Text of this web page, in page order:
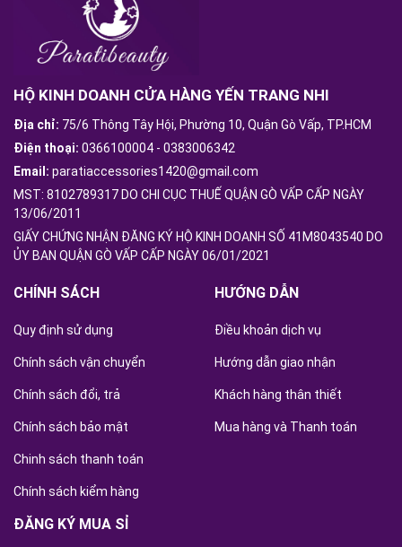
HỘ KINH DOANH CỬA HÀNG YẾN TRANG NHI
Địa chỉ: 75/6 Thông Tây Hội, Phường 10, Quận Gò Vấp, TP.HCM
Điện thoại: 0366100004 - 0383006342
Email: paratiaccessories1420@gmail.com
MST: 8102789317 DO CHI CỤC THUẾ QUẬN GÒ VẤP CẤP NGÀY
13/06/2011
GIẤY CHỨNG NHẬN ĐĂNG KÝ HỘ KINH DOANH SỐ 41M8043540 DO
ỦY BAN QUẬN GÒ VẤP CẤP NGÀY 06/01/2021
CHÍNH SÁCH
Quy định sử dụng
Chính sách vận chuyển
Chính sách đổi, trả
Chính sách bảo mật
Chinh sách thanh toán
Chính sách kiểm hàng
HƯỚNG DẪN
Điều khoản dịch vụ
Hướng dẫn giao nhận
Khách hàng thân thiết
Mua hàng và Thanh toán
ĐĂNG KÝ MUA SỈ